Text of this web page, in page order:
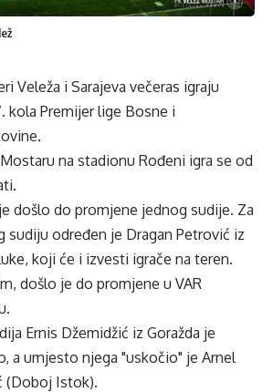
Veleža i Sarajeva večeras igraju
kola Premijer lige Bosne i
na stadionu Rođeni igra se od
došlo do promjene jednog sudije. Za
sudiju određen je Dragan Petrović iz
koji će i izvesti igrače na teren.
došlo je do promjene u VAR
Ernis Džemidžić iz Goražda je
a umjesto njega "uskočio" je Arnel
(Doboj Istok).